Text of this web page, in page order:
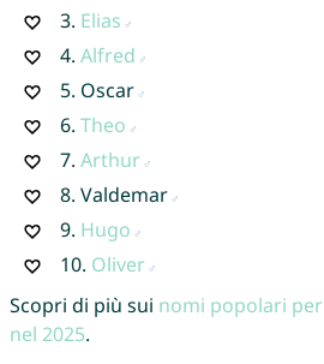
3. Elias
4. Alfred
5. Oscar
6. Theo
7. Arthur
8. Valdemar
9. Hugo
10. Oliver
Scopri di più sui nomi popolari
nel 2025.